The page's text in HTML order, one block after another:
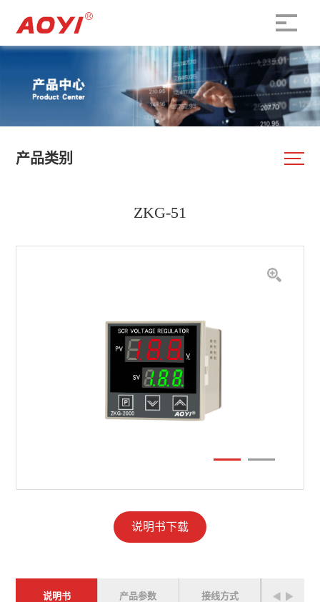
产品类别
ZKG-51
说明书下载
说明书 产品参数 接线方式